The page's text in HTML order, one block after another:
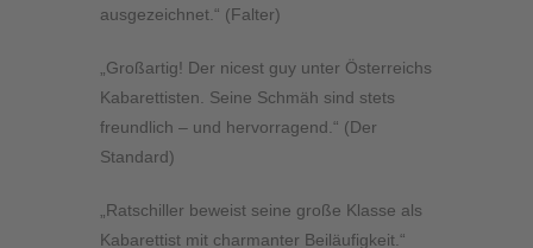
ausgezeichnet.“ (Falter)
„Großartig! Der nicest guy unter Österreichs
Kabarettisten. Seine Schmäh sind stets
freundlich – und hervorragend.“ (Der
Standard)
„Ratschiller beweist seine große Klasse als
Kabarettist mit charmanter Beiläufigkeit.“